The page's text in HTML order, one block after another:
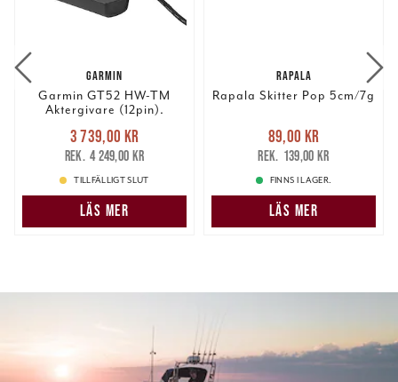
GARMIN
Garmin GT52 HW-TM
Aktergivare (12pin).
Nuvarande pris
3 739,00 krTidigare pris
4 249,00 kr
3 739,00 kr
4 249,00 kr
TILLFÄLLIGT SLUT
LÄS MER
RAPALA
Rapala Skitter Pop 5cm/7g
Nuvarande pris
89,00 krTidigare pris
139,00 kr
89,00 kr
139,00 kr
FINNS I LAGER.
LÄS MER